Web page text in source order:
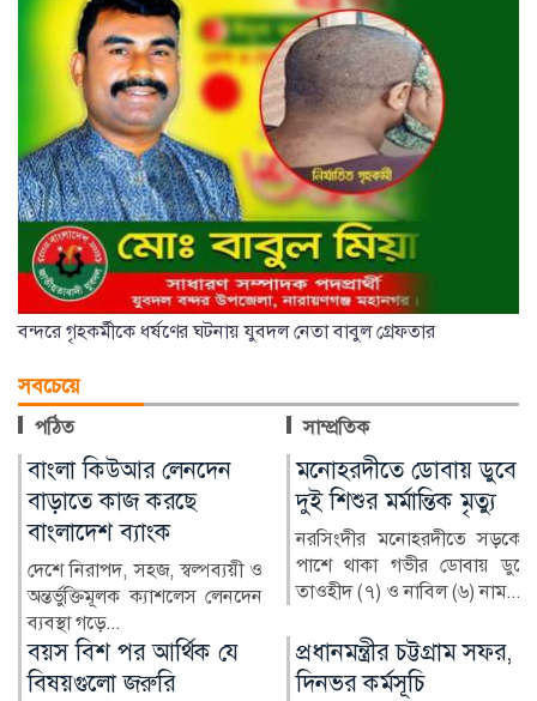
বন্দরে গৃহকর্মীকে ধর্ষণের ঘটনায় যুবদল নেতা বাবুল গ্রেফতার
সবচেয়ে
পঠিত সাম্প্রতিক
মনোহরদীতে ডোবায় ডুবে
দুই শিশুর মর্মান্তিক মৃত্যু
নরসিংদীর মনোহরদীতে সড়কের
পাশে থাকা গভীর ডোবায় ডুবে
তাওহীদ (৭) ও নাবিল (৬) নাম...
অনলাইন জুয়ায় সর্বস্বান্ত,
বিদেশে পাচার শত শত
কোটি টাকা
মুঠোফোনে কয়েকটি ক্লিক, আর
অল্প সময়েই দ্বিগুণ-তিনগুণ টাকা
প্রধানমন্ত্রীর চট্টগ্রাম সফর,
দিনভর কর্মসূচি
রাষ্ট্রপতি পদে বিএনপির
দুই মনোনয়নপত্র